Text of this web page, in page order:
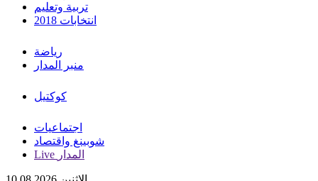
تربية وتعليم
انتخابات 2018
رياضة
منبر المدار
كوكتيل
اجتماعيات
شوبينغ واقتصاد
Live المدار